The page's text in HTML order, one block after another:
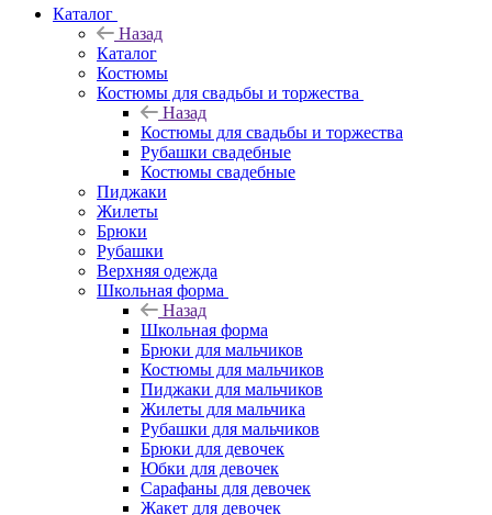
Каталог
Назад
Каталог
Костюмы
Костюмы для свадьбы и торжества
Назад
Костюмы для свадьбы и торжества
Рубашки свадебные
Костюмы свадебные
Пиджаки
Жилеты
Брюки
Рубашки
Верхняя одежда
Школьная форма
Назад
Школьная форма
Брюки для мальчиков
Костюмы для мальчиков
Пиджаки для мальчиков
Жилеты для мальчика
Рубашки для мальчиков
Брюки для девочек
Юбки для девочек
Сарафаны для девочек
Жакет для девочек